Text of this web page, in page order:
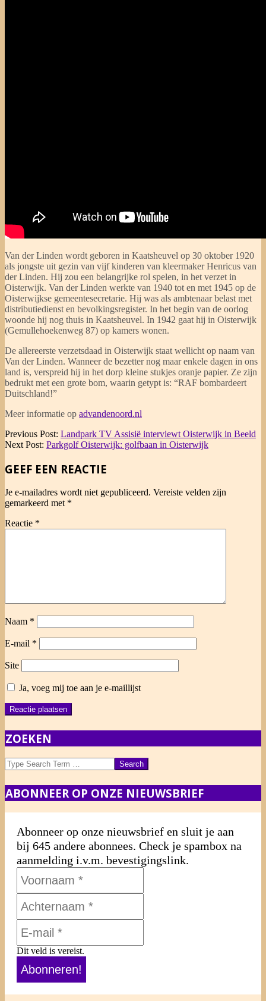
Van der Linden wordt geboren in Kaatsheuvel op 30 oktober 1920
als jongste uit gezin van vijf kinderen van kleermaker Henricus van
der Linden. Hij zou een belangrijke rol spelen, in het verzet in
Oisterwijk. Van der Linden werkte van 1940 tot en met 1945 op de
Oisterwijkse gemeentesecretarie. Hij was als ambtenaar belast met
distributiedienst en bevolkingsregister. In het begin van de oorlog
woonde hij nog thuis in Kaatsheuvel. In 1942 gaat hij in Oisterwijk
(Gemullehoekenweg 87) op kamers wonen.
De allereerste verzetsdaad in Oisterwijk staat wellicht op naam van
Van der Linden. Wanneer de bezetter nog maar enkele dagen in ons
land is, verspreid hij in het dorp kleine stukjes oranje papier. Ze zijn
bedrukt met een grote bom, waarin getypt is: “RAF bombardeert
Duitschland!”
Meer informatie op advandenoord.nl
2014-
09-
Previous Post: Landpark TV Assisië interviewt Oisterwijk in Beeld
Next Post: Parkgolf Oisterwijk: golfbaan in Oisterwijk
GEEF EEN REACTIE
Je e-mailadres wordt niet gepubliceerd. Vereiste velden zijn
gemarkeerd met *
Reactie *
Naam *
E-mail *
Site
Ja, voeg mij toe aan je e-maillijst
ZOEKEN
Search
ABONNEER OP ONZE NIEUWSBRIEF
Abonneer op onze nieuwsbrief en sluit je aan
bij 645 andere abonnees. Check je spambox na
aanmelding i.v.m. bevestigingslink.
Dit veld is vereist.